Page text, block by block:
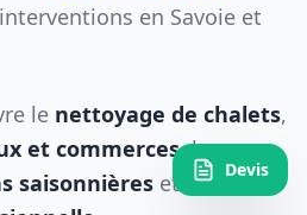
en Savoie et
le nettoyage de chalets,
et commerces, la
saisonnières et la
Devis